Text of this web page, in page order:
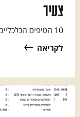
צעיר
10 הטיפים הכלכליים שאין מצב שאתם לא מיישמים
לקריאה